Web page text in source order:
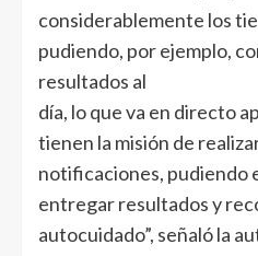
considerablemente los
pudiendo, por ejemplo,
resultados al
día, lo que va en directo
tienen la misión de
notificaciones, pudiendo
entregar resultados y
autocuidado”, señaló la